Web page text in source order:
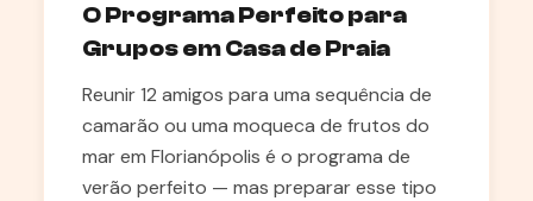
O Programa Perfeito para
Grupos em Casa de Praia
Reunir 12 amigos para uma sequência de
camarão ou uma moqueca de frutos do
mar em Florianópolis é o programa de
verão perfeito — mas preparar esse tipo